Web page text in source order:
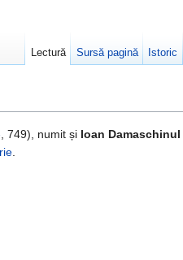
, 749), numit și Ioan Damaschinul
.
Lectură Sursă pagină Istoric